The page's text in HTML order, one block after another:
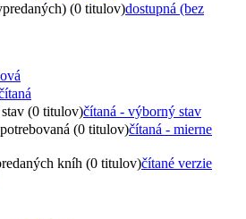
(0 titulov)dostupná (bez
(0 titulov)čítaná - výborný stav
(0 titulov)čítaná - mierne
kníh (0 titulov)čítané verzie